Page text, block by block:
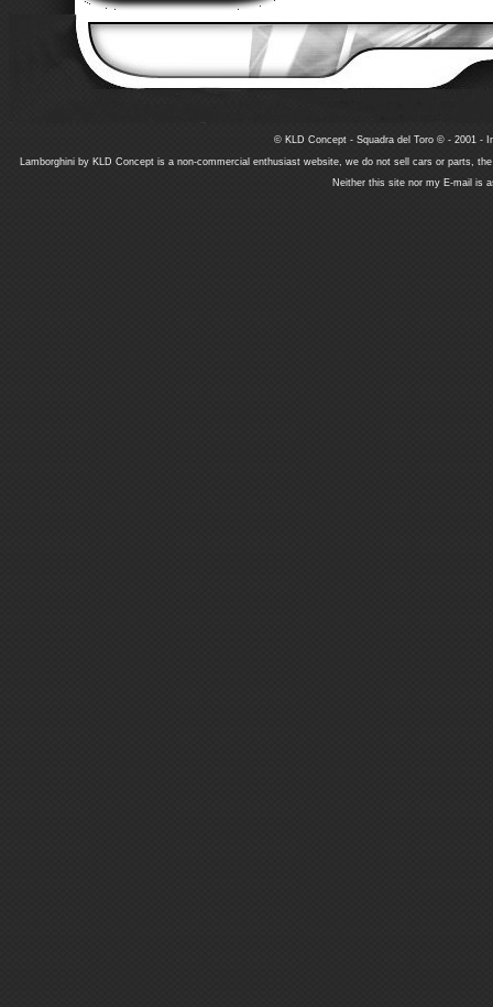
© KLD Concept - Squadra del Toro © - 2001 -
Lamborghini by KLD Concept is a non-commercial enthusiast website, we do not sell cars or parts,
Neither this site nor my E-mail is